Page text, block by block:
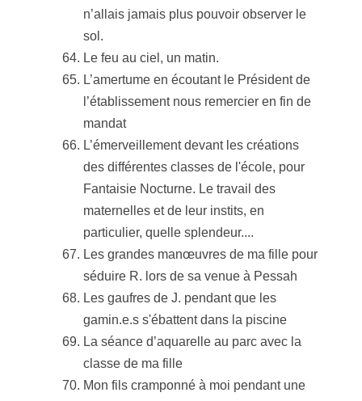
n’allais jamais plus pouvoir observer le
sol.
Le feu au ciel, un matin.
L’amertume en écoutant le Président de
l’établissement nous remercier en fin de
mandat
L’émerveillement devant les créations
des différentes classes de l'école, pour
Fantaisie Nocturne. Le travail des
maternelles et de leur instits, en
particulier, quelle splendeur....
Les grandes manœuvres de ma fille pour
séduire R. lors de sa venue à Pessah
Les gaufres de J. pendant que les
gamin.e.s s'ébattent dans la piscine
La séance d’aquarelle au parc avec la
classe de ma fille
Mon fils cramponné à moi pendant une